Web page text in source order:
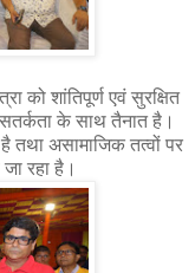
को शांतिपूर्ण एवं सुरक्षित
के साथ तैनात है।
तथा असामाजिक तत्वों पर
रहा है।